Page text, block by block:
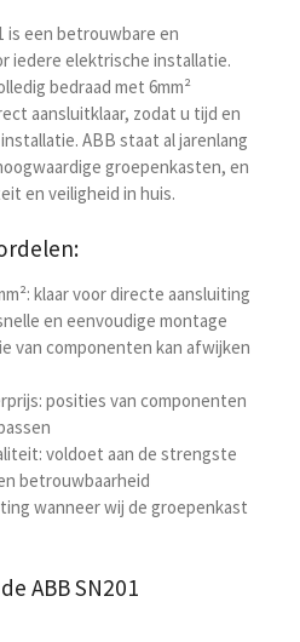
is een betrouwbare en
iedere elektrische installatie.
bedraad met 6mm²
aansluitklaar, zodat u tijd en
ABB staat al jarenlang
groepenkasten, en
en veiligheid in huis.
klaar voor directe aansluiting
en eenvoudige montage
van componenten kan afwijken
posities van componenten
voldoet aan de strengste
betrouwbaarheid
wanneer wij de groepenkast
ABB SN201